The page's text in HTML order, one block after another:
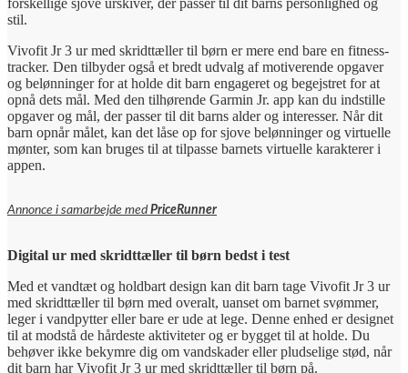
forskellige sjove urskiver, der passer til dit barns personlighed og
stil.
Vivofit Jr 3 ur med skridttæller til børn er mere end bare en fitness-
tracker. Den tilbyder også et bredt udvalg af motiverende opgaver
og belønninger for at holde dit barn engageret og begejstret for at
opnå dets mål. Med den tilhørende Garmin Jr. app kan du indstille
opgaver og mål, der passer til dit barns alder og interesser. Når dit
barn opnår målet, kan det låse op for sjove belønninger og virtuelle
mønter, som kan bruges til at tilpasse barnets virtuelle karakterer i
appen.
Annonce i samarbejde med PriceRunner
Digital ur med skridttæller til børn bedst i test
Med et vandtæt og holdbart design kan dit barn tage Vivofit Jr 3 ur
med skridttæller til børn med overalt, uanset om barnet svømmer,
leger i vandpytter eller bare er ude at lege. Denne enhed er designet
til at modstå de hårdeste aktiviteter og er bygget til at holde. Du
behøver ikke bekymre dig om vandskader eller pludselige stød, når
dit barn har Vivofit Jr 3 ur med skridttæller til børn på.